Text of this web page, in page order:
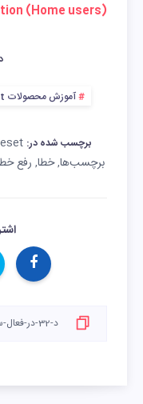
(Home users)
آموزش محصولات eset
برچسب شده در: eset
برچسب‌ها,خطا, رفع